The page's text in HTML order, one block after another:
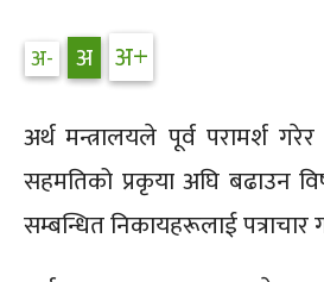
अर्थ मन्त्रालयले पूर्व परामर्श
सहमतिको प्रकृया अघि बढाउन
सम्बन्धित निकायहरूलाई पत्राचार